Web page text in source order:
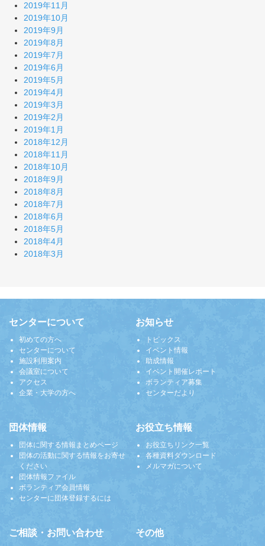
2019年11月
2019年10月
2019年9月
2019年8月
2019年7月
2019年6月
2019年5月
2019年4月
2019年3月
2019年2月
2019年1月
2018年12月
2018年11月
2018年10月
2018年9月
2018年8月
2018年7月
2018年6月
2018年5月
2018年4月
2018年3月
センターについて
初めての方へ
センターについて
施設利用案内
会議室について
アクセス
企業・大学の方へ
お知らせ
トピックス
イベント情報
助成情報
イベント開催レポート
ボランティア募集
センターだより
団体情報
団体に関する情報まとめページ
団体の活動に関する情報をお寄せ
ください
団体情報ファイル
ボランティア会員情報
センターに団体登録するには
お役立ち情報
お役立ちリンク一覧
各種資料ダウンロード
メルマガについて
ご相談・お問い合わせ その他